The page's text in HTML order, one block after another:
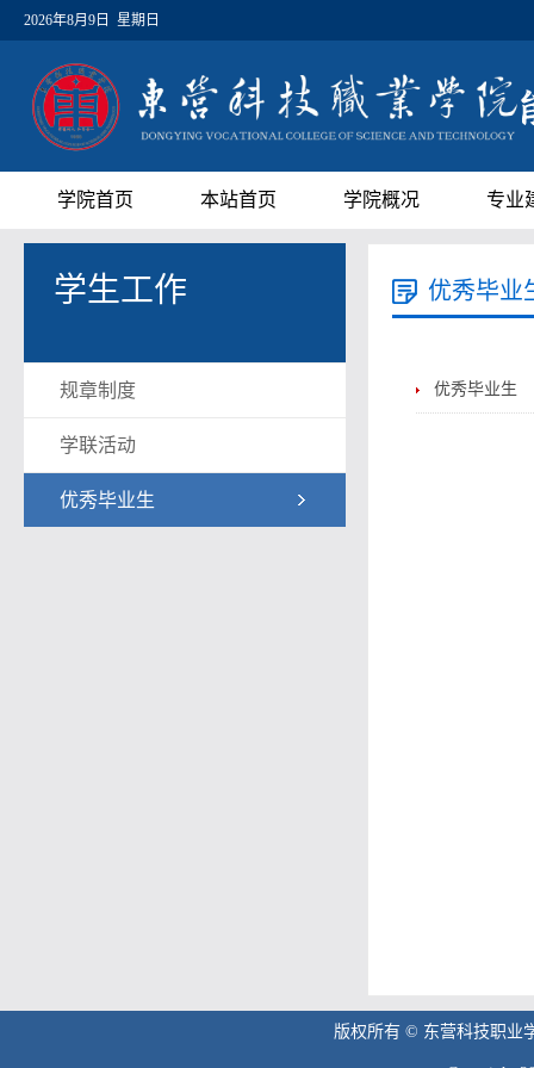
2026年8月9日 星期日
学院首页 本站首页 学院概况 专业
学生工作
规章制度
学联活动
优秀毕业生
优秀毕业
优秀毕业生
版权所有 © 东营科技职业